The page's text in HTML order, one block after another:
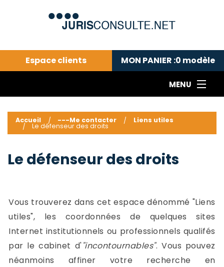
Espace clients MON PANIER :0 modèle
MENU
---Actualités du droit public---
Droit pénal---
Abonnement aux actualités
Accueil ---Me contacter Liens utiles
Le défenseur des droits
Le défenseur des droits
Vous trouverez dans cet espace dénommé "Liens
utiles", les coordonnées de quelques sites
Internet institutionnels ou professionnels qualifés
par le cabinet d'"incontournables". Vous pouvez
néanmoins affiner votre recherche en